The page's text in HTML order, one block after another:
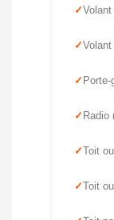
Radio
Toit
Toit